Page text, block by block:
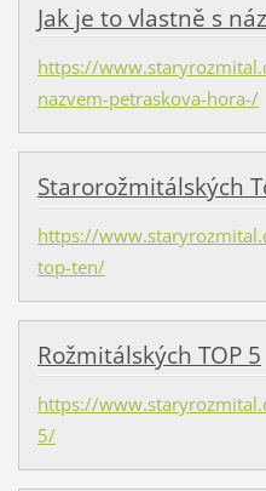
Jak je to vlastně s
https://
nazvem-petraskova-hora-/
Starorožmitálských
https://
top-ten/
Rožmitálských TOP 5
https://
5/